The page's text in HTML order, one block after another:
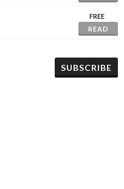
FREE
READ
SUBSCRIBE